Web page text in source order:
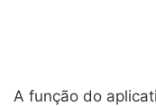
A função do